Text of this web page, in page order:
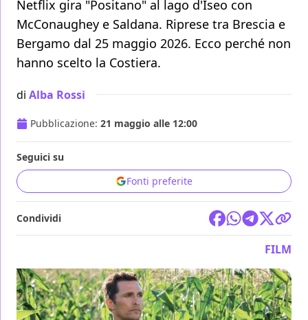
Netflix gira "Positano" al lago d'Iseo con
McConaughey e Saldana. Riprese tra Brescia e
Bergamo dal 25 maggio 2026. Ecco perché non
hanno scelto la Costiera.
di Alba Rossi
Pubblicazione: 21 maggio alle 12:00
Seguici su
Fonti preferite
Condividi
FILM